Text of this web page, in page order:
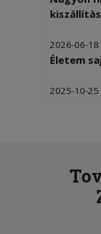
2026-06-18
Életem
2025-10-25